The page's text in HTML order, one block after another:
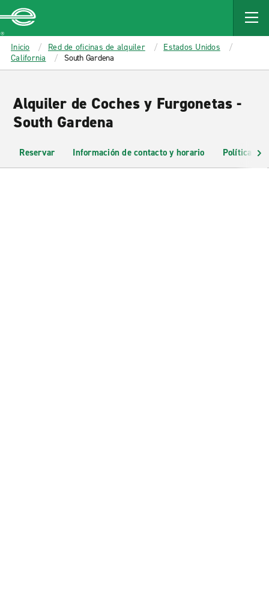
MAIN
CONTENT
Enterprise
Inicio Red de oficinas de alquiler
Estados Unidos
California
South Gardena
Alquiler de Coches y Furgonetas -
South Gardena
Reservar Información de contacto y horario Políticas